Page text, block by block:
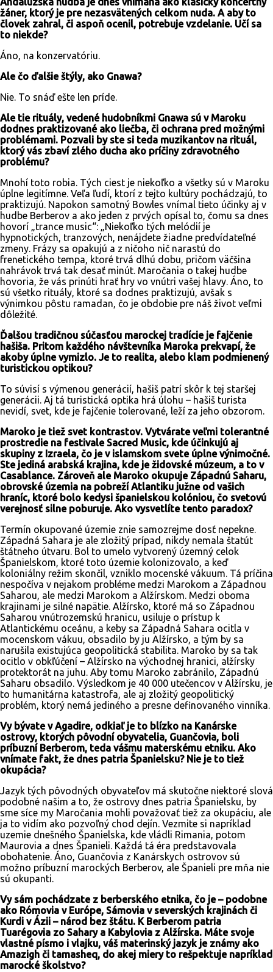
žáner, ktorý je pre nezasvätených celkom nuda. A aby to
človek zahral, či aspoň ocenil, potrebuje vzdelanie. Učí sa
to niekde?
Áno, na konzervatóriu.
Ale čo ďalšie štýly, ako Gnawa?
Nie. To snáď ešte len príde.
Ale tie rituály, vedené hudobníkmi Gnawa sú v Maroku
dodnes praktizované ako liečba, či ochrana pred možnými
problémami. Pozvali by ste si teda muzikantov na rituál,
ktorý vás zbaví zlého ducha ako príčiny zdravotného
problému?
Mnohí toto robia. Tých ciest je niekoľko a všetky sú v Maroku
úplne legitímne. Veľa ľudí, ktorí z tejto kultúry pochádzajú, to
praktizujú. Napokon samotný Bowles vnímal tieto účinky aj v
hudbe Berberov a ako jeden z prvých opísal to, čomu sa dnes
hovorí „trance music“: „Niekoľko tých melódií je
hypnotických, tranzových, nenájdete žiadne predvídateľné
zmeny. Frázy sa opakujú a z ničoho nič narastú do
frenetického tempa, ktoré trvá dlhú dobu, pričom väčšina
nahrávok trvá tak desať minút. Maročania o takej hudbe
hovoria, že vás prinúti hrať hry vo vnútri vašej hlavy. Áno, to
sú všetko rituály, ktoré sa dodnes praktizujú, avšak s
výnimkou pôstu ramadan, čo je obdobie pre náš život veľmi
dôležité.
Ďalšou tradičnou súčasťou marockej tradície je fajčenie
hašiša. Pritom každého návštevníka Maroka prekvapí, že
akoby úplne vymizlo. Je to realita, alebo klam podmienený
turistickou optikou?
To súvisí s výmenou generácií, hašiš patrí skôr k tej staršej
generácii. Aj tá turistická optika hrá úlohu – hašiš turista
nevidí, svet, kde je fajčenie tolerované, leží za jeho obzorom.
Maroko je tiež svet kontrastov. Vytvárate veľmi tolerantné
prostredie na festivale Sacred Music, kde účinkujú aj
skupiny z Izraela, čo je v islamskom svete úplne výnimočné.
Ste jediná arabská krajina, kde je židovské múzeum, a to v
Casablance. Zároveň ale Maroko okupuje Západnú Saharu,
obrovské územia na pobreží Atlantiku južne od vašich
hraníc, ktoré bolo kedysi španielskou kolóniou, čo svetovú
verejnosť silne poburuje. Ako vysvetlíte tento paradox?
Termín okupované územie znie samozrejme dosť nepekne.
Západná Sahara je ale zložitý prípad, nikdy nemala štatút
štátneho útvaru. Bol to umelo vytvorený územný celok
Španielskom, ktoré toto územie kolonizovalo, a keď
koloniálny režim skončil, vzniklo mocenské vákuum. Tá príčina
nespočíva v nejakom probléme medzi Marokom a Západnou
Saharou, ale medzi Marokom a Alžírskom. Medzi oboma
krajinami je silné napätie. Alžírsko, ktoré má so Západnou
Saharou vnútrozemskú hranicu, usiluje o prístup k
Atlantickému oceánu, a keby sa Západná Sahara ocitla v
mocenskom vákuu, obsadilo by ju Alžírsko, a tým by sa
narušila existujúca geopolitická stabilita. Maroko by sa tak
ocitlo v obkľúčení – Alžírsko na východnej hranici, alžírsky
protektorát na juhu. Aby tomu Maroko zabránilo, Západnú
Saharu obsadilo. Výsledkom je 40 000 utečencov v Alžírsku, je
to humanitárna katastrofa, ale aj zložitý geopolitický
problém, ktorý nemá jediného a presne definovaného vinníka.
Vy bývate v Agadire, odkiaľ je to blízko na Kanárske
ostrovy, ktorých pôvodní obyvatelia, Guančovia, boli
príbuzní Berberom, teda vášmu materskému etniku. Ako
vnímate fakt, že dnes patria Španielsku? Nie je to tiež
okupácia?
Jazyk tých pôvodných obyvateľov má skutočne niektoré slová
podobné našim a to, že ostrovy dnes patria Španielsku, by
sme síce my Maročania mohli považovať tiež za okupáciu, ale
ja to vidím ako pozvoľný chod dejín. Vezmite si napríklad
uzemie dnešného Španielska, kde vládli Rimania, potom
Maurovia a dnes Španieli. Každá tá éra predstavovala
obohatenie. Áno, Guančovia z Kanárskych ostrovov sú
možno príbuzní marockých Berberov, ale Španieli pre mňa nie
sú okupanti.
Vy sám pochádzate z berberského etnika, čo je – podobne
ako Rómovia v Európe, Sámovia v severských krajinách či
Kurdi v Ázii – národ bez štátu. K Berberom patria
Tuarégovia zo Sahary a Kabylovia z Alžírska. Máte svoje
vlastné písmo i vlajku, váš materinský jazyk je známy ako
Amazigh či tamasheq, do akej miery to rešpektuje napríklad
marocké školstvo?